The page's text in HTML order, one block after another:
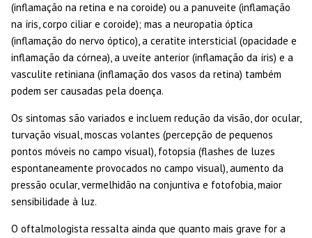
(inflamação na retina e na coroide) ou a panuveite (inflamação
na íris, corpo ciliar e coroide); mas a neuropatia óptica
(inflamação do nervo óptico), a ceratite intersticial (opacidade e
inflamação da córnea), a uveíte anterior (inflamação da íris) e a
vasculite retiniana (inflamação dos vasos da retina) também
podem ser causadas pela doença.
Os sintomas são variados e incluem redução da visão, dor ocular,
turvação visual, moscas volantes (percepção de pequenos
pontos móveis no campo visual), fotopsia (flashes de luzes
espontaneamente provocados no campo visual), aumento da
pressão ocular, vermelhidão na conjuntiva e fotofobia, maior
sensibilidade à luz.
O oftalmologista ressalta ainda que quanto mais grave for a